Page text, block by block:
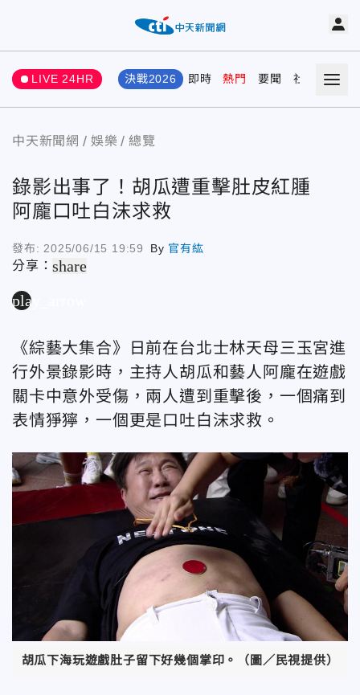
LIVE 24HR 決戰2026 即時 熱門 要聞 社會 娛樂
中天新聞網 娛樂 總覽
錄影出事了！胡瓜遭重擊肚皮紅腫
阿龐口吐白沫求救
發布: 2025/06/15 19:59 By 官有紘
分享：share
play_arrow
《綜藝大集合》日前在台北士林天母三玉宮進
行外景錄影時，主持人胡瓜和藝人阿龐在遊戲
關卡中意外受傷，兩人遭到重擊後，一個痛到
表情猙獰，一個更是口吐白沫求救。
胡瓜下海玩遊戲肚子留下好幾個掌印。（圖／民視提供）